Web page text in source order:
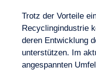
Trotz der Vorteile
Recyclingindustrie
deren Entwicklung
unterstützen. Im
angespannten